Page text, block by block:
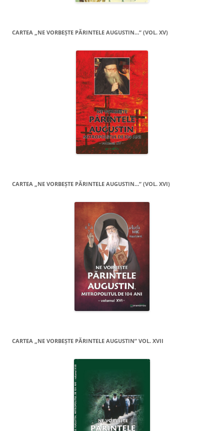
CARTEA „NE VORBEŞTE PĂRINTELE AUGUSTIN…” (VOL. XV)
CARTEA „NE VORBEŞTE PĂRINTELE AUGUSTIN…” (VOL. XVI)
CARTEA „NE VORBEŞTE PĂRINTELE AUGUSTIN” VOL. XVII